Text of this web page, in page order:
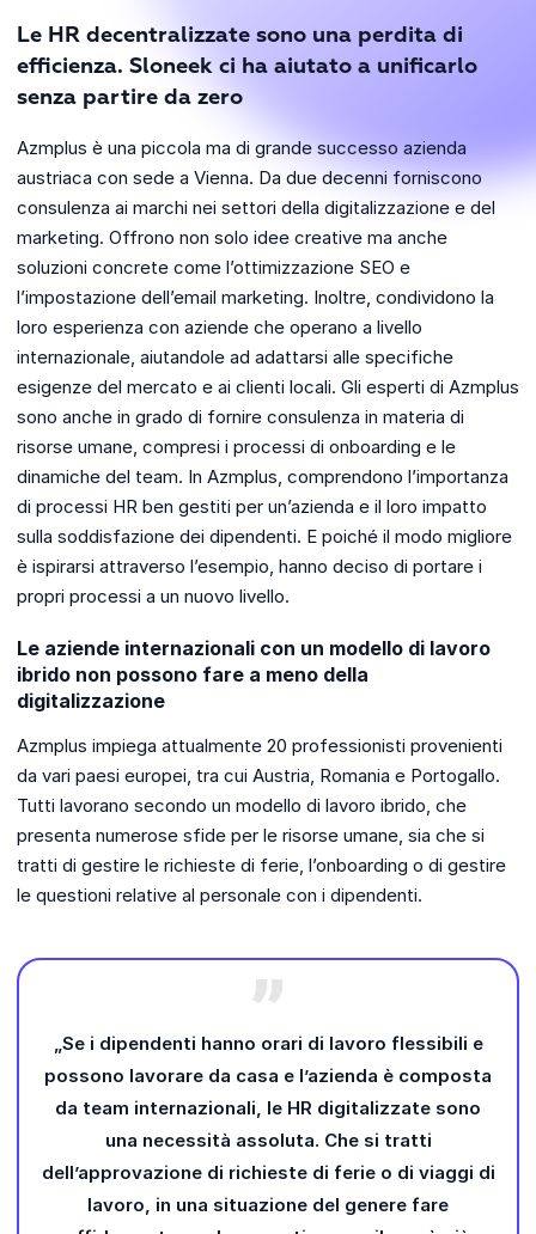
Le HR decentralizzate sono una perdita di
efficienza. Sloneek ci ha aiutato a unificarlo
senza partire da zero
Azmplus è una piccola ma di grande successo azienda
austriaca con sede a Vienna. Da due decenni forniscono
consulenza ai marchi nei settori della digitalizzazione e del
marketing. Offrono non solo idee creative ma anche
soluzioni concrete come l’ottimizzazione SEO e
l’impostazione dell’email marketing. Inoltre, condividono la
loro esperienza con aziende che operano a livello
internazionale, aiutandole ad adattarsi alle specifiche
esigenze del mercato e ai clienti locali. Gli esperti di Azmplus
sono anche in grado di fornire consulenza in materia di
risorse umane, compresi i processi di onboarding e le
dinamiche del team. In Azmplus, comprendono l’importanza
di processi HR ben gestiti per un’azienda e il loro impatto
sulla soddisfazione dei dipendenti. E poiché il modo migliore
è ispirarsi attraverso l’esempio, hanno deciso di portare i
propri processi a un nuovo livello.
Le aziende internazionali con un modello di lavoro
ibrido non possono fare a meno della
digitalizzazione
Azmplus impiega attualmente 20 professionisti provenienti
da vari paesi europei, tra cui Austria, Romania e Portogallo.
Tutti lavorano secondo un modello di lavoro ibrido, che
presenta numerose sfide per le risorse umane, sia che si
tratti di gestire le richieste di ferie, l’onboarding o di gestire
le questioni relative al personale con i dipendenti.
„Se i dipendenti hanno orari di lavoro flessibili e
possono lavorare da casa e l’azienda è composta
da team internazionali, le HR digitalizzate sono
una necessità assoluta. Che si tratti
dell’approvazione di richieste di ferie o di viaggi di
lavoro, in una situazione del genere fare